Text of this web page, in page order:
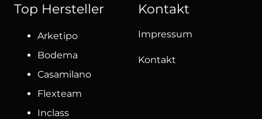
Top Hersteller
Arketipo
Bodema
Casamilano
Flexteam
Inclass
Kontakt
Impressum
Kontakt